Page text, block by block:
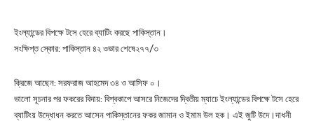
ইংল্যান্ডের বিপক্ষে টসে হেরে ব্যাটিং করছে পাকিস্তান।
সংক্ষিপ্ত স্কোর: পাকিস্তান ৪২ ওভার শেষে২৭৭/৩
ক্রিজে আছেন: সরফরাজ আহমেদ ৩৪ ও আসিফ ০।
ভালো সূচনার পর ফকরের বিদায়: বিশ্বকাপে আসরে নিজেদের দ্বিতীয় ম্যাচে ইংল্যান্ডের বিপক্ষে টসে হেরে
ব্যাটিংয় উদ্ধোধন করতে আসেন পাকিস্তানের ফকর জামান ও ইমাম উল হক। এই জুটি উদে।দাধনী